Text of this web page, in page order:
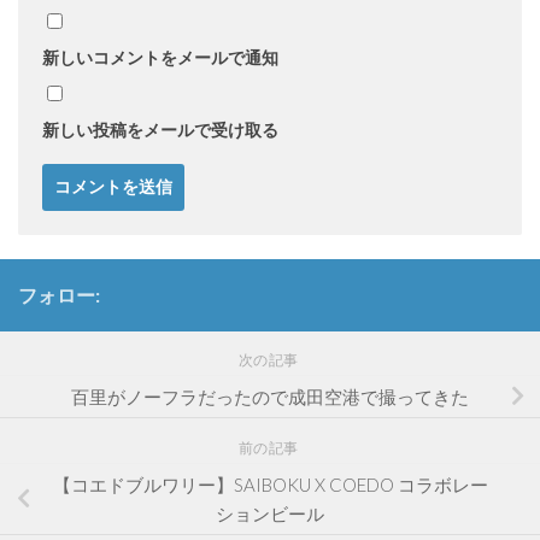
新しいコメントをメールで通知
新しい投稿をメールで受け取る
フォロー:
次の記事
百里がノーフラだったので成田空港で撮ってきた
前の記事
【コエドブルワリー】SAIBOKU X COEDO コラボレー
ションビール